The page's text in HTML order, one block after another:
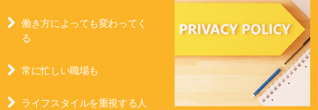
働き方によっても変わってく
る
常に忙しい職場も
ライフスタイルを重視する人